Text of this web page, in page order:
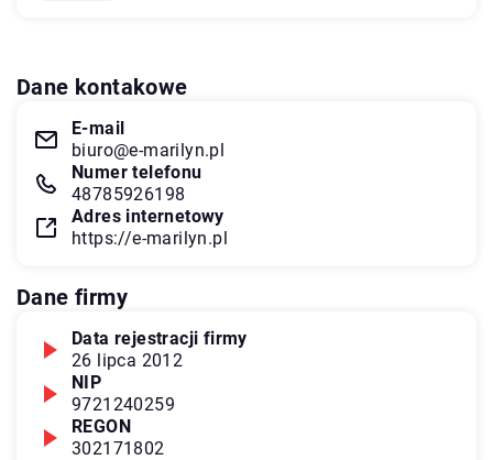
Dane kontakowe
E-mail
biuro@e-marilyn.pl
Numer telefonu
48785926198
Adres internetowy
https://e-marilyn.pl
Dane firmy
Data rejestracji firmy
26 lipca 2012
NIP
9721240259
REGON
302171802